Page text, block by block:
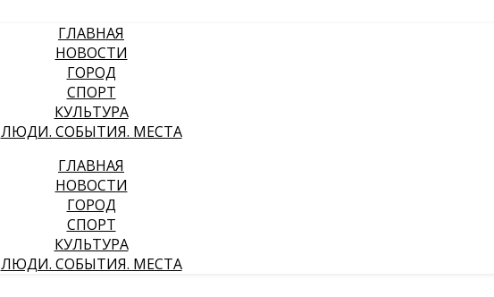
ГЛАВНАЯ
НОВОСТИ
ГОРОД
СПОРТ
КУЛЬТУРА
ЛЮДИ. СОБЫТИЯ. МЕСТА
ГЛАВНАЯ
НОВОСТИ
ГОРОД
СПОРТ
КУЛЬТУРА
ЛЮДИ. СОБЫТИЯ. МЕСТА